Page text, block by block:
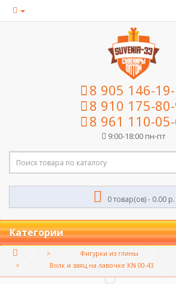
8 905 146-
8 910 175-
8 961 110-
9:00-18:00 пн-пт
0 товар(ов) - 0.00 р.
Категории
Фигурки из глины
Волк и заяц на лавочке KN 00-43